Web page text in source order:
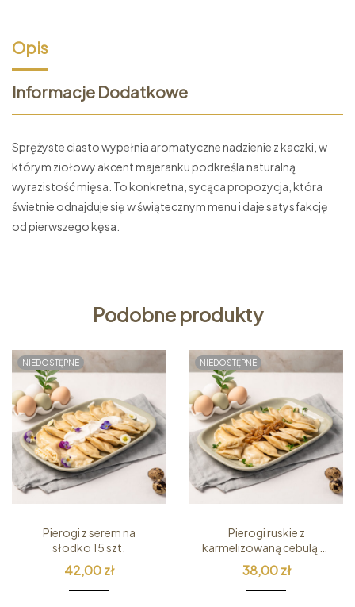
Opis
Informacje Dodatkowe
Sprężyste ciasto wypełnia aromatyczne nadzienie z kaczki, w
którym ziołowy akcent majeranku podkreśla naturalną
wyrazistość mięsa. To konkretna, sycąca propozycja, która
świetnie odnajduje się w świątecznym menu i daje satysfakcję
od pierwszego kęsa.
Podobne produkty
NIEDOSTĘPNE
Pierogi z serem na
słodko 15 szt.
42,00zł
NIEDOSTĘPNE
Pierogi ruskie z
karmelizowaną cebulą 15
szt.
38,00zł